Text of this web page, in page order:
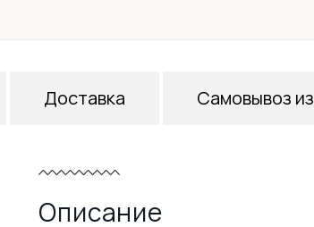
Описание
Доставка Самовывоз